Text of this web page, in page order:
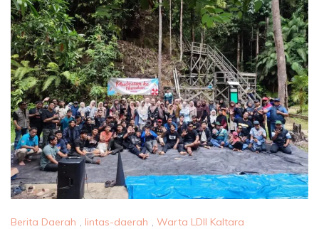
Berita Daerah , lintas-daerah , Warta LDII Kaltara